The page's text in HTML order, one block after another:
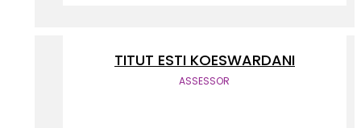
TITUT ESTI KOESWARDANI
ASSESSOR